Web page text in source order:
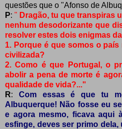
questões que o "Afonso de
P: " Dragão, tu que transpiras
nenhum desodorizante que
resolver estes dois enigmas
1. Porque é que somos o
civilizada?
2. Como é que Portugal, o
abolir a pena de morte é
qualidade de vida?..."
R: Com essas é que tu
Albuquerque! Não fosse eu
e agora mesmo, ficava aqui
esfinge, deves ser primo dela,